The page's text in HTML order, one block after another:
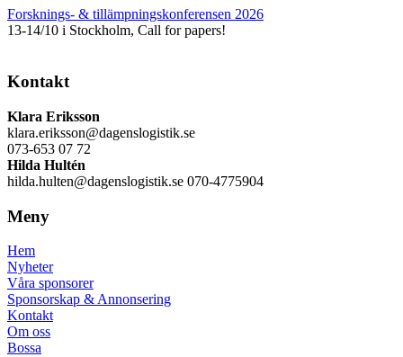
Forsknings- & tillämpningskonferensen 2026
13-14/10 i Stockholm, Call for papers!
Kontakt
Klara Eriksson
klara.eriksson@dagenslogistik.se
073-653 07 72
Hilda Hultén
hilda.hulten@dagenslogistik.se 070-4775904
Meny
Hem
Nyheter
Våra sponsorer
Sponsorskap & Annonsering
Kontakt
Om oss
Bossa